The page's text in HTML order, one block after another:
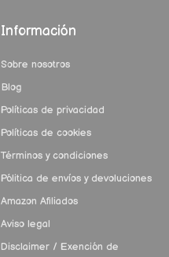
Información
Sobre nosotros
Blog
Políticas de privacidad
Políticas de cookies
Términos y condiciones
Pólitica de envíos y devoluciones
Amazon Afiliados
Aviso legal
Disclaimer / Exención de